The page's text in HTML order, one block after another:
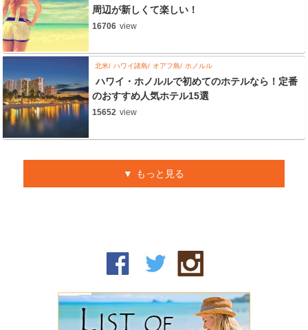
周辺が新しくて楽しい！
16706 view
北米 ハワイ諸島 オアフ島 ホノルル
ハワイ・ホノルルで初めてのホテルなら！定番
のおすすめ人気ホテル15選
15652 view
もっと見る